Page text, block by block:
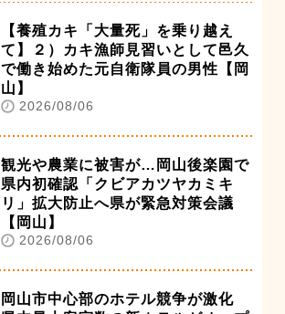
【養殖カキ「大量死」を乗り越え
て】２）カキ漁師見習いとして邑久
で働き始めた元自衛隊員の男性【岡
山】
2026/08/06
観光や農業に被害が…岡山後楽園で
県内初確認「クビアカツヤカミキ
リ」拡大防止へ県が緊急対策会議
【岡山】
2026/08/06
岡山市中心部のホテル競争が激化